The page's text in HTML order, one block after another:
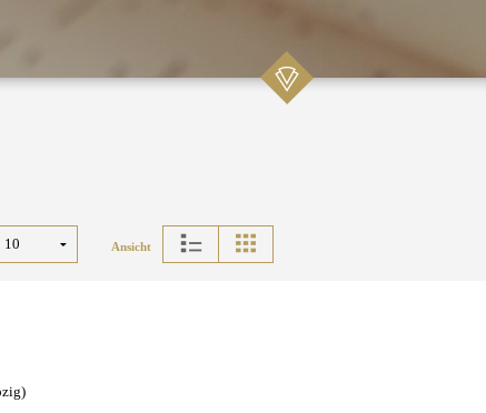
Ansicht